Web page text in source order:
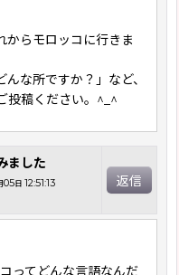
からモロッコに行きま
な所ですか？」など、
投稿ください。^_^
ました
05日 12:51:13 返信
ってどんな言語なんだ